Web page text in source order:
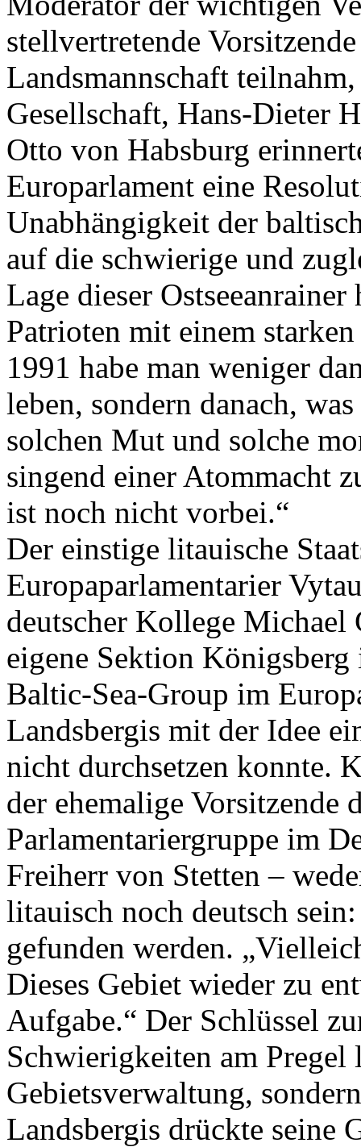
stellvertretende
Landsmannschaft
Gesellschaft, Hans-Dieter
Otto von Habsburg
Europarlament eine
Unabhängigkeit der
auf die schwierige und
Lage dieser
Patrioten mit einem
1991 habe man weniger
leben, sondern danach,
solchen Mut und solche
singend einer Atommacht
ist noch nicht vorbei.“
Der einstige litauische
Europaparlamentarier
deutscher Kollege Michael
eigene Sektion Königsberg
Baltic-Sea-Group im
Landsbergis mit der Idee
nicht durchsetzen konnte.
der ehemalige Vorsitzende
Parlamentariergruppe im
Freiherr von Stetten –
litauisch noch deutsch
gefunden werden.
Dieses Gebiet wieder zu
Aufgabe.“ Der Schlüssel
Schwierigkeiten am
Gebietsverwaltung,
Landsbergis drückte seine